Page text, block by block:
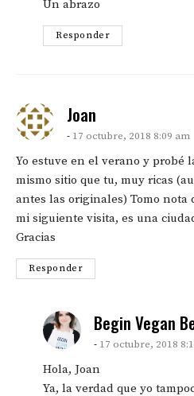
Un abrazo
Responder
Joan
17 octubre, 2018 8:09 am
Yo estuve en el verano y probé
mismo sitio que tu, muy ricas
antes las originales) Tomo nota
mi siguiente visita, es una
Gracias
Responder
Begin Vegan
17 octubre, 2018
Hola, Joan
Ya, la verdad que yo